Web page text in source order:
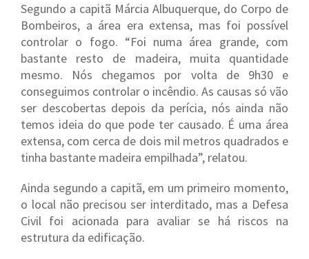
Segundo a capitã Márcia Albuquerque, do Corpo de
Bombeiros, a área era extensa, mas foi possível
controlar o fogo. “Foi numa área grande, com
bastante resto de madeira, muita quantidade
mesmo. Nós chegamos por volta de 9h30 e
conseguimos controlar o incêndio. As causas só vão
ser descobertas depois da perícia, nós ainda não
temos ideia do que pode ter causado. É uma área
extensa, com cerca de dois mil metros quadrados e
tinha bastante madeira empilhada”, relatou.
Ainda segundo a capitã, em um primeiro momento,
o local não precisou ser interditado, mas a Defesa
Civil foi acionada para avaliar se há riscos na
estrutura da edificação.